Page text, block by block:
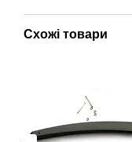
Схожі товари